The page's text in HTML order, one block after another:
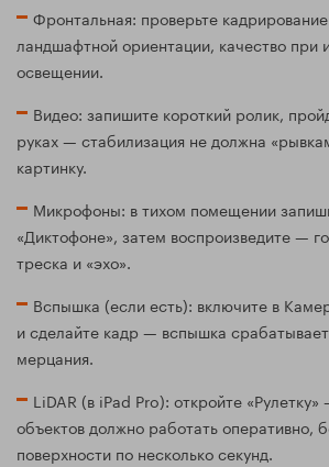
Фронтальная: проверьте
ландшафтной ориентации, качество при
освещении.
Видео: запишите короткий ролик,
руках — стабилизация не должна
картинку.
Микрофоны: в тихом помещении
«Диктофоне», затем воспроизведите —
треска и «эхо».
Вспышка (если есть): включите в
и сделайте кадр — вспышка
мерцания.
LiDAR (в iPad Pro): откройте
объектов должно работать оперативно,
поверхности по несколько секунд.